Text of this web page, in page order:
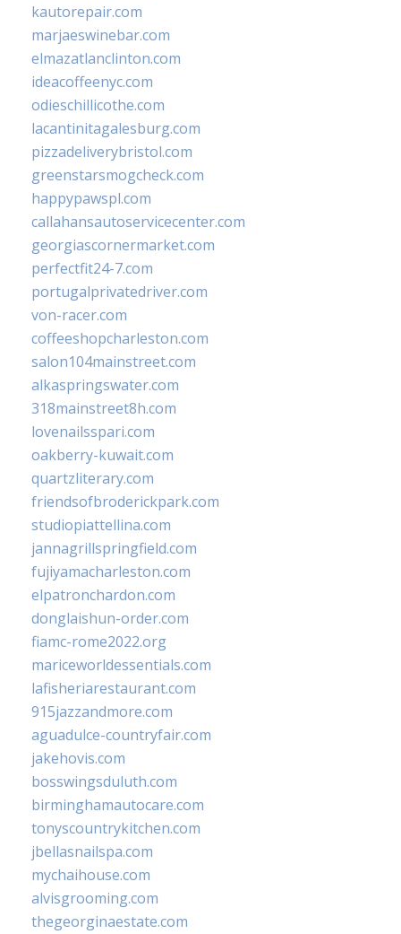
kautorepair.com
marjaeswinebar.com
elmazatlanclinton.com
ideacoffeenyc.com
odieschillicothe.com
lacantinitagalesburg.com
pizzadeliverybristol.com
greenstarsmogcheck.com
happypawspl.com
callahansautoservicecenter.com
georgiascornermarket.com
perfectfit24-7.com
portugalprivatedriver.com
von-racer.com
coffeeshopcharleston.com
salon104mainstreet.com
alkaspringswater.com
318mainstreet8h.com
lovenailsspari.com
oakberry-kuwait.com
quartzliterary.com
friendsofbroderickpark.com
studiopiattellina.com
jannagrillspringfield.com
fujiyamacharleston.com
elpatronchardon.com
donglaishun-order.com
fiamc-rome2022.org
mariceworldessentials.com
lafisheriarestaurant.com
915jazzandmore.com
aguadulce-countryfair.com
jakehovis.com
bosswingsduluth.com
birminghamautocare.com
tonyscountrykitchen.com
jbellasnailspa.com
mychaihouse.com
alvisgrooming.com
thegeorginaestate.com